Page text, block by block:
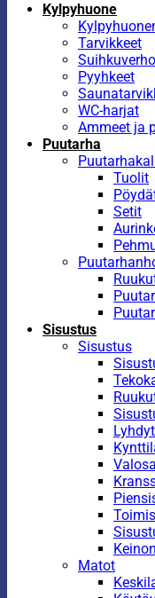
Kylpyhuone
Tarvikkeet
Pyyhkeet
WC-harjat
Ammeet ja
Puutarha
Tuolit
Setit
Sisustus
Sisustus
Lyhdyt
Matot